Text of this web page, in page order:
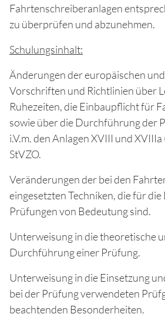
Fahrtenschreiberanlagen
zu überprüfen und abzunehmen.
Schulungsinhalt:
Änderungen der europäischen
Vorschriften und Richtlinien über
Ruhezeiten, die Einbaupflicht für
sowie über die Durchführung der
i.V.m. den Anlagen XVIII und
StVZO.
Veränderungen der bei den
eingesetzten Techniken, die für
Prüfungen von Bedeutung sind.
Unterweisung in die theoretische
Durchführung einer Prüfung.
Unterweisung in die Einsetzung
bei der Prüfung verwendeten
beachtenden Besonderheiten.